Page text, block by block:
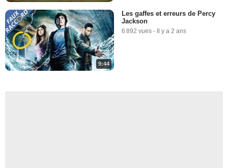
9:44
Les gaffes et erreurs de Percy
Jackson
6 892 vues - Il y a 2 ans